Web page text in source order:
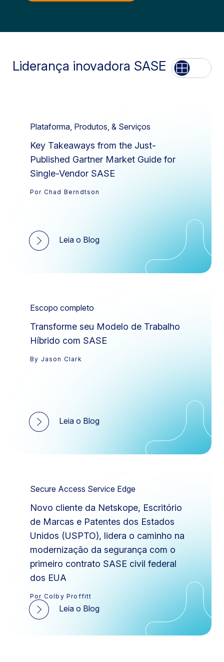
Liderança inovadora SASE Lista Rede
Plataforma, Produtos, & Serviços
Key Takeaways from the Just-
Published Gartner Market Guide for
Single-Vendor SASE
Por Chad Berndtson
Leia o Blog
Escopo completo
Transforme seu Modelo de Trabalho
Híbrido com SASE
By Jason Clark
Leia o Blog
Secure Access Service Edge
Novo cliente da Netskope, Escritório
de Marcas e Patentes dos Estados
Unidos (USPTO), lidera o caminho na
modernização da segurança com o
primeiro contrato SASE civil federal
dos EUA
Por Colby Proffitt
Leia o Blog